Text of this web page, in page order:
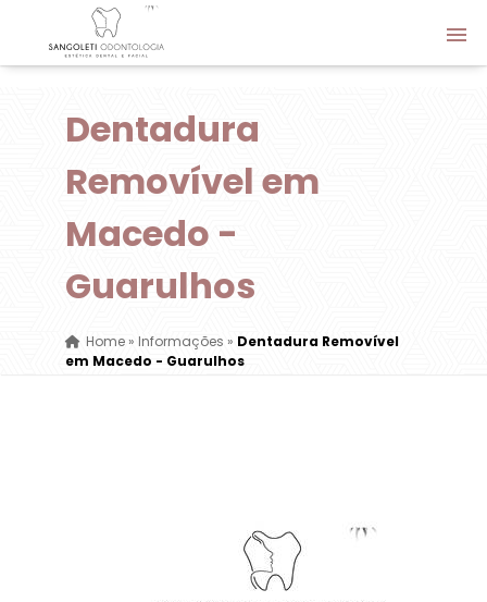
Dentadura
Removível em
Macedo -
Guarulhos
Home» Informações » Dentadura Removível
em Macedo - Guarulhos